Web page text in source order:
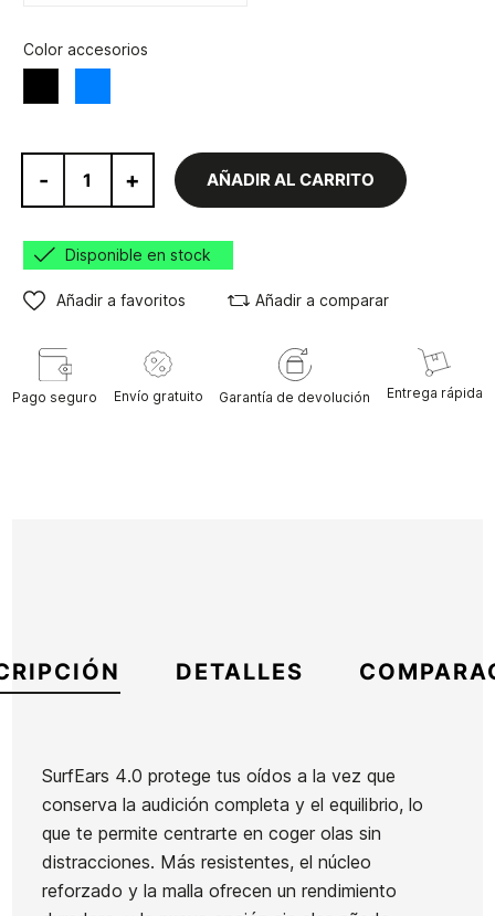
Color accesorios
- + AÑADIR AL CARRITO
Disponible en stock
Añadir a favoritos Añadir a comparar
Pago seguro Envío gratuito Garantía de devolución Entrega rápida
DETALLES
SurfEars 4.0 protege tus oídos a la vez que
conserva la audición completa y el equilibrio, lo
que te permite centrarte en coger olas sin
distracciones. Más resistentes, el núcleo
reforzado y la malla ofrecen un rendimiento
Marca Surf Ears
ReferenciaSG-VATAX52594
En stock 4 Artículos